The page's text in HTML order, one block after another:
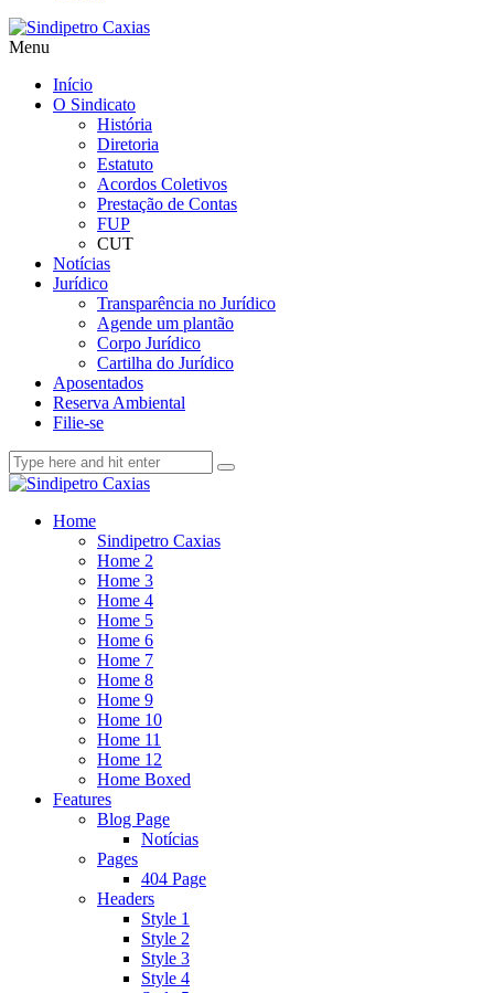
Menu
Início
O Sindicato
História
Diretoria
Estatuto
Acordos Coletivos
Prestação de Contas
FUP
CUT
Notícias
Jurídico
Transparência no Jurídico
Agende um plantão
Corpo Jurídico
Cartilha do Jurídico
Aposentados
Reserva Ambiental
Filie-se
Home
Sindipetro Caxias
Home 2
Home 3
Home 4
Home 5
Home 6
Home 7
Home 8
Home 9
Home 10
Home 11
Home 12
Home Boxed
Features
Blog Page
Notícias
Pages
404 Page
Headers
Style 1
Style 2
Style 3
Style 4